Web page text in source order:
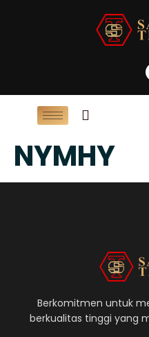
NYMHY
Berkomitmen untuk
berkualitas tinggi yang